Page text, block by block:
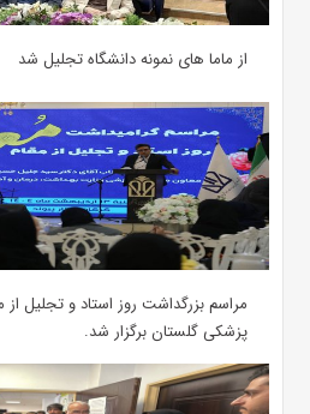
از ماما های نمونه دانشگاه تجلیل شد
مراسم بزرگداشت روز استاد و تجلیل از
پزشکی گلستان برگزار شد.‌